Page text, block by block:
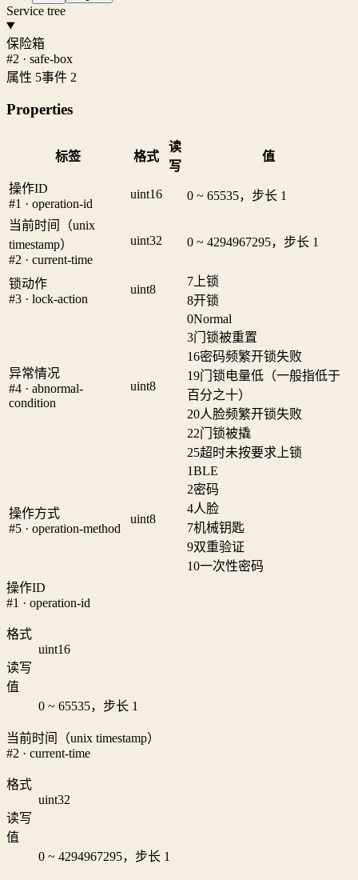
Service tree
保险箱
#2 · safe-box
属性 5事件 2
Properties
标签 格式
读
写
值
操作ID
#1 · operation-id
uint16 0 ~ 65535，步长 1
当前时间（unix
timestamp）
#2 · current-time
uint32 0 ~ 4294967295，步长 1
锁动作
#3 · lock-action
uint8
7 上锁
8开锁
异常情况
#4 · abnormal-
condition
uint8
0Normal
3门锁被重置
16密码频繁开锁失败
19门锁电量低（一般指低于
百分之十）
20人脸频繁开锁失败
22门锁被撬
25超时未按要求上锁
操作方式
#5 · operation-method
uint8
1BLE
2密码
4人脸
7机械钥匙
9双重验证
10一次性密码
操作ID
#1 · operation-id
格式
uint16
读写
值
0 ~ 65535，步长 1
当前时间（unix timestamp）
#2 · current-time
格式
uint32
读写
值
0 ~ 4294967295，步长 1